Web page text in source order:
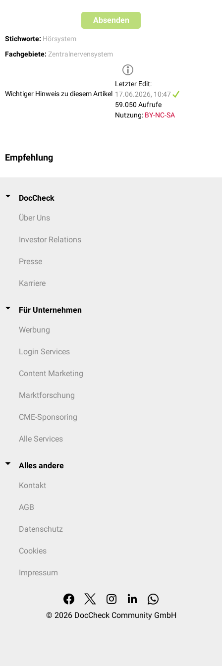
Frequenzen dienen, auf die man sich aktiv konzentriert.
Absenden
Stichworte: Hörsystem
Fachgebiete: Zentralnervensystem
Wichtiger Hinweis zu diesem Artikel
Letzter Edit:
17.06.2026, 10:47
59.050 Aufrufe
Nutzung: BY-NC-SA
Empfehlung
DocCheck
Über Uns
Investor Relations
Presse
Karriere
Für Unternehmen
Werbung
Login Services
Content Marketing
Marktforschung
CME-Sponsoring
Alle Services
Alles andere
Kontakt
AGB
Datenschutz
Cookies
Impressum
© 2026 DocCheck Community GmbH